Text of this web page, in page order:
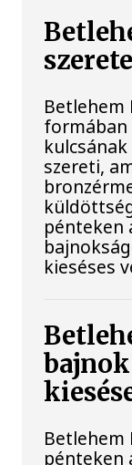
Betlehem
formában
szereti,
pénteken
kieséses
Betlehem
pénteken